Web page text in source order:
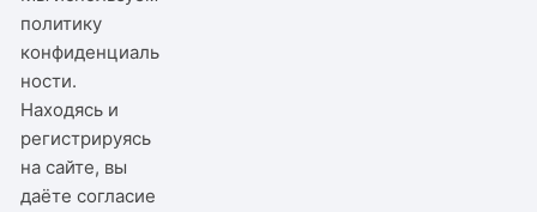
политику
конфиденциаль
ности.
Находясь и
регистрируясь
на сайте, вы
даёте согласие